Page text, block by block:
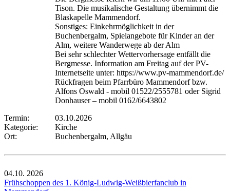
Tison. Die musikalische Gestaltung übernimmt die
Blaskapelle Mammendorf.
Sonstiges: Einkehrmöglichkeit in der
Buchenbergalm, Spielangebote für Kinder an der
Alm, weitere Wanderwege ab der Alm
Bei sehr schlechter Wettervorhersage entfällt die
Bergmesse. Information am Freitag auf der PV-
Internetseite unter: https://www.pv-mammendorf.de/
Rückfragen beim Pfarrbüro Mammendorf bzw.
Alfons Oswald - mobil 01522/2555781 oder Sigrid
Donhauser – mobil 0162/6643802
Termin:
03.10.2026
Kategorie:
Kirche
Ort:
Buchenbergalm, Allgäu
04.10. 2026
Frühschoppen des 1. König-Ludwig-Weißbierfanclub in